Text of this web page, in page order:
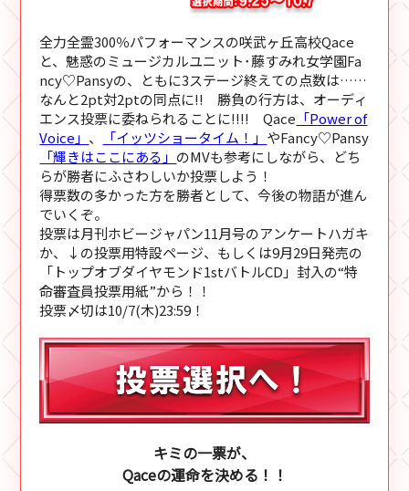
全力全霊300％パフォーマンスの咲武ヶ丘高校Qace
と、魅惑のミュージカルユニット･藤すみれ女学園Fa
ncy♡Pansyの、ともに3ステージ終えての点数は……
なんと2pt対2ptの同点に!! 勝負の行方は、オーディ
エンス投票に委ねられることに!!!! Qace 「Power of
Voice」 、 「イッツショータイム！」 やFancy♡Pansy
「輝きはここにある」 のMVも参考にしながら、どち
らが勝者にふさわしいか投票しよう！
得票数の多かった方を勝者として、今後の物語が進ん
でいくぞ。
投票は月刊ホビージャパン11月号のアンケートハガキ
か、↓の投票用特設ページ、もしくは9月29日発売の
「トップオブダイヤモンド1stバトルCD」封入の“特
命審査員投票用紙”から！！
投票〆切は10/7(木)23:59！
キミの一票が、
Qaceの運命を決める！！